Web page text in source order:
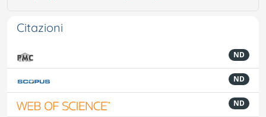
Citazioni
ND
ND
ND